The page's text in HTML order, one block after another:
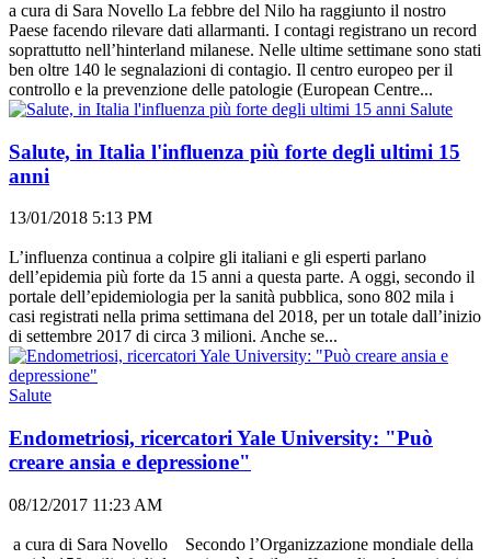
a cura di Sara Novello La febbre del Nilo ha raggiunto il nostro
Paese facendo rilevare dati allarmanti. I contagi registrano un record
soprattutto nell’hinterland milanese. Nelle ultime settimane sono stati
ben oltre 140 le segnalazioni di contagio. Il centro europeo per il
controllo e la prevenzione delle patologie (European Centre...
Salute
Salute, in Italia l'influenza più forte degli ultimi 15
anni
13/01/2018 5:13 PM
L’influenza continua a colpire gli italiani e gli esperti parlano
dell’epidemia più forte da 15 anni a questa parte. A oggi, secondo il
portale dell’epidemiologia per la sanità pubblica, sono 802 mila i
casi registrati nella prima settimana del 2018, per un totale dall’inizio
di settembre 2017 di circa 3 milioni. Anche se...
Salute
Endometriosi, ricercatori Yale University: "Può
creare ansia e depressione"
08/12/2017 11:23 AM
a cura di Sara Novello Secondo l’Organizzazione mondiale della